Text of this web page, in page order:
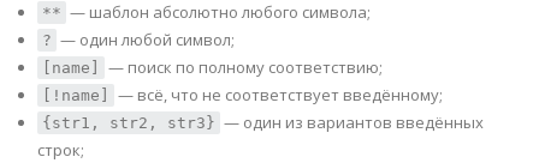
** — шаблон абсолютно любого символа;
? — один любой символ;
[name] — поиск по полному соответствию;
[!name] — всё, что не соответствует введённому;
{str1, str2, str3} — один из вариантов введённых
строк;